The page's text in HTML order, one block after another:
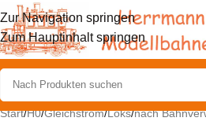
Zur Navigation springen
Zum Hauptinhalt springen
Start/H0/Gleichstrom/Loks/nach